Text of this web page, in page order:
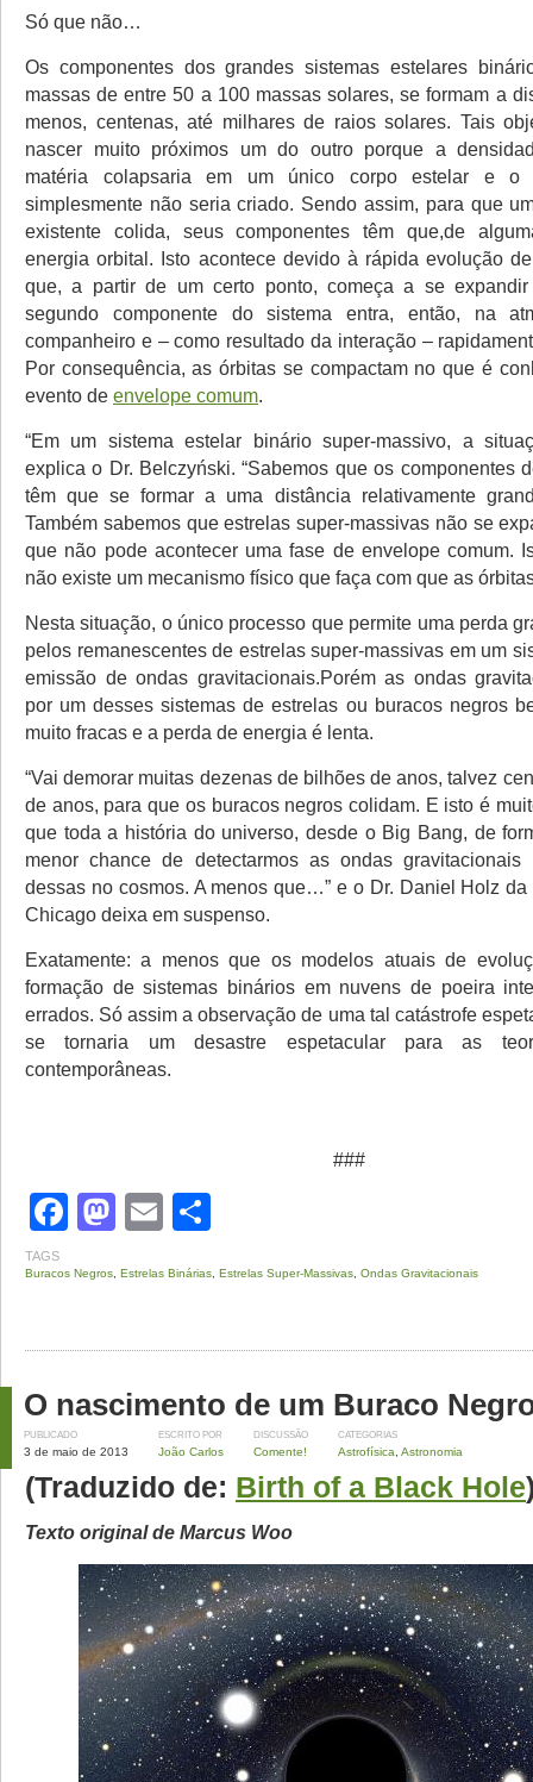
Só que não…
Os componentes dos grandes sistemas estelares
massas de entre 50 a 100 massas solares, se formam a
menos, centenas, até milhares de raios solares. Tais
nascer muito próximos um do outro porque a
matéria colapsaria em um único corpo estelar e o
simplesmente não seria criado. Sendo assim, para que
existente colida, seus componentes têm que,de
energia orbital. Isto acontece devido à rápida evolução
que, a partir de um certo ponto, começa a se expandir
segundo componente do sistema entra, então, na
companheiro e – como resultado da interação –
Por consequência, as órbitas se compactam no que é
evento de envelope comum.
“Em um sistema estelar binário super-massivo, a
explica o Dr. Belczyński. “Sabemos que os componentes
têm que se formar a uma distância relativamente
Também sabemos que estrelas super-massivas não se
que não pode acontecer uma fase de envelope comum.
não existe um mecanismo físico que faça com que as
Nesta situação, o único processo que permite uma perda
pelos remanescentes de estrelas super-massivas em um
emissão de ondas gravitacionais.Porém as ondas
por um desses sistemas de estrelas ou buracos negros
muito fracas e a perda de energia é lenta.
“Vai demorar muitas dezenas de bilhões de anos, talvez
de anos, para que os buracos negros colidam. E isto é
que toda a história do universo, desde o Big Bang, de
menor chance de detectarmos as ondas
dessas no cosmos. A menos que…” e o Dr. Daniel Holz
Chicago deixa em suspenso.
Exatamente: a menos que os modelos atuais de
formação de sistemas binários em nuvens de poeira
errados. Só assim a observação de uma tal catástrofe
se tornaria um desastre espetacular para as
contemporâneas.
###
Facebook
Mastodon
Email
TAGS
Buracos Negros Estrelas Binárias Estrelas Super-Massivas Ondas Gravitacionais
O nascimento de um Buraco
PUBLICADO
3 de maio de 2013
ESCRITO POR
João Carlos
DISCUSSÃO
Comente!
CATEGORIAS
Astrofísica Astronomia
(Traduzido de: Birth of a Black Hole
Texto original de Marcus Woo